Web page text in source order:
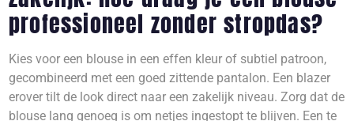
professioneel zonder stropdas?
Kies voor een blouse in een effen kleur of subtiel patroon,
gecombineerd met een goed zittende pantalon. Een blazer
erover tilt de look direct naar een zakelijk niveau. Zorg dat de
blouse lang genoeg is om netjes ingestopt te blijven. Een te